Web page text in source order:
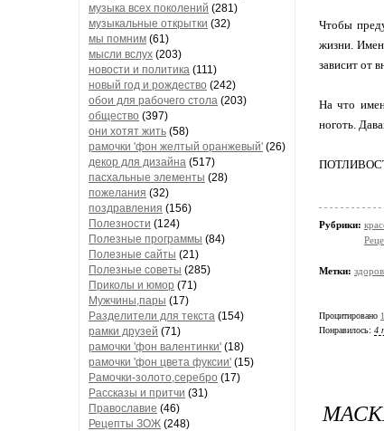
музыка всех поколений (281)
музыкальные открытки (32)
мы помним (61)
мысли вслух (203)
новости и политика (111)
новый год и рождество (242)
обои для рабочего стола (203)
общество (397)
они хотят жить (58)
рамочки 'фон желтый оранжевый' (26)
декор для дизайна (517)
пасхальные элементы (28)
пожелания (32)
поздравления (156)
Полезности (124)
Полезные программы (84)
Полезные сайты (21)
Полезные советы (285)
Приколы и юмор (71)
Мужчины,пары (17)
Разделители для текста (154)
рамки друзей (71)
рамочки 'фон валентинки' (18)
рамочки 'фон цвета фуксии' (15)
Рамочки-золото,серебро (17)
Рассказы и притчи (31)
Православие (46)
Рецепты ЗОЖ (248)
Чтобы
жизни.
зависит от
На что
ноготь.
Рубрики:
Метки:
Процитировано
Понравилось: 4